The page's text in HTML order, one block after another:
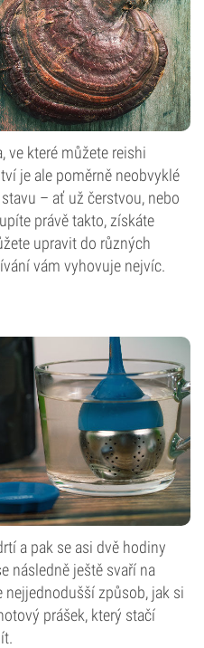
ve které můžete reishi
je ale poměrně neobvyklé
– ať už čerstvou, nebo
právě takto, získáte
upravit do různých
vám vyhovuje nejvíc.
a pak se asi dvě hodiny
následně ještě svaří na
nejjednodušší způsob, jak si
prášek, který stačí